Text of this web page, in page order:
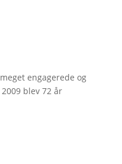
engagerede og
blev 72 år